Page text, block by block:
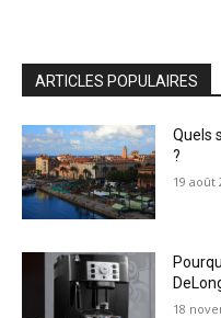
ARTICLES POPULAIRES
Quels
?
19 août
18